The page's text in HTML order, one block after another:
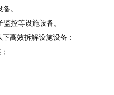
。
控等设施设备。
高效拆解设施设备：